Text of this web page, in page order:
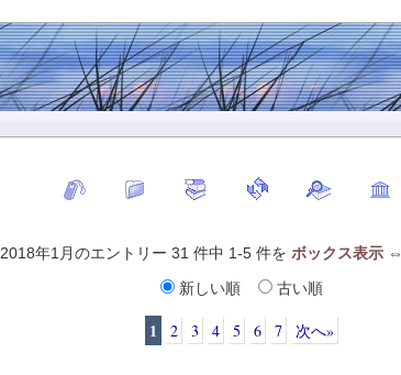
2018年1月のエントリー 31 件中 1-5 件を ボックス表示⇔
新しい順
古い順
1 2 3 4 5 6 7 次へ»